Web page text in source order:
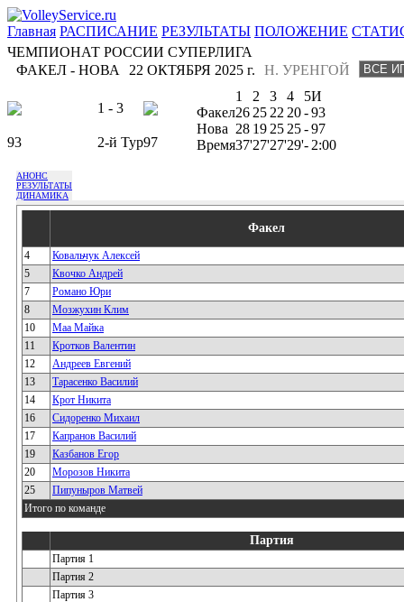
Главная РАСПИСАНИЕ РЕЗУЛЬТАТЫ ПОЛОЖЕНИЕ
ЧЕМПИОНАТ РОССИИ СУПЕРЛИГА
ФАКЕЛ - НОВА
Н. УРЕНГОЙ
22 ОКТЯБРЯ 2025 г.
1 - 3
93 2-й Тур97
1 2 3 4 5И
Факел26 25 22 20-93
Нова 28 19 25 25-97
Время37'27'27'29'- 2:00
АНОНС
РЕЗУЛЬТАТЫ
ДИНАМИКА
Факел
4
Ковальчук Алексей
5
Квочко Андрей
7
Романо Юри
8
Мозжухин Клим
10
Маа Майка
11
Кротков Валентин
12
Андреев Евгений
13
Тарасенко Василий
14
Крот Никита
16
Сидоренко Михаил
17
Капранов Василий
19
Казбанов Егор
20
Морозов Никита
25
Пипуныров Матвей
Итого по команде
Партия
Партия 1
Партия 2
Партия 3